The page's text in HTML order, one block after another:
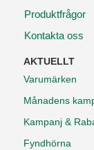
Produktfrågor
Kontakta oss
AKTUELLT
Varumärken
Månadens
Kampanj &
Fyndhörna